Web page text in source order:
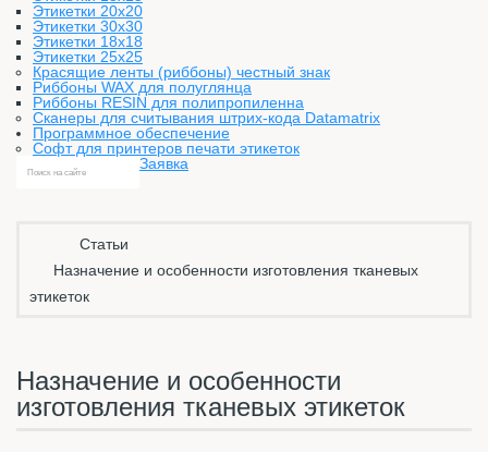
Этикетки 20х20
Этикетки 30х30
Этикетки 18х18
Этикетки 25х25
Красящие ленты (риббоны) честный знак
Риббоны WAX для полуглянца
Риббоны RESIN для полипропиленна
Сканеры для считывания штрих-кода Datamatrix
Программное обеспечение
Софт для принтеров печати этикеток
Заявка
Статьи
Назначение и особенности изготовления тканевых
этикеток
Назначение и особенности
изготовления тканевых этикеток